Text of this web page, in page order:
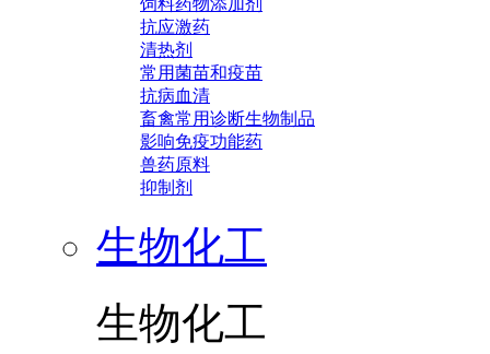
饲料药物添加剂
抗应激药
清热剂
常用菌苗和疫苗
抗病血清
畜禽常用诊断生物制品
影响免疫功能药
兽药原料
抑制剂
生物化工
生物化工